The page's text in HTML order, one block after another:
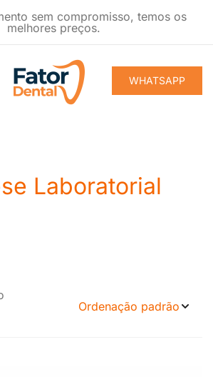
sem compromisso, temos os
melhores preços.
WHATSAPP
Laboratorial